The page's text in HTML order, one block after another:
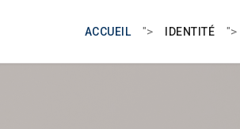
ACCUEIL "> IDENTITÉ ">